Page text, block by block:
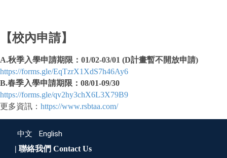
【校內申請】
A.秋季入學申請期限：01/02-03/01 (D計畫暫不開放申請)
https://forms.gle/EqTzrX1XdS7h46Ay6
B.春季入學申請期限：08/01-09/30
https://forms.gle/qv2hy3chX6L3X79B9
更多資訊： https://www.rsbtaa.com/
中文 English
| 聯絡我們 Contact Us